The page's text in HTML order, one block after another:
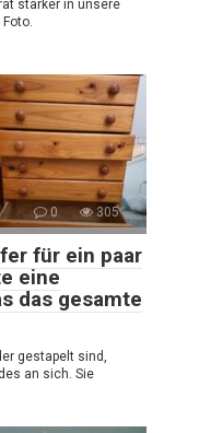
stärker in unsere
0 305
für ein paar
eine
das gesamte
gestapelt sind,
an sich. Sie